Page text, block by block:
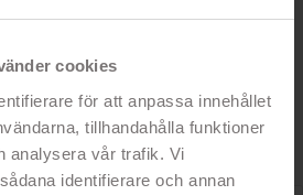
cookies
för att anpassa innehållet
tillhandahålla funktioner
analysera vår trafik. Vi
identifierare och annan
timmars speltid
LED-belysning
kr